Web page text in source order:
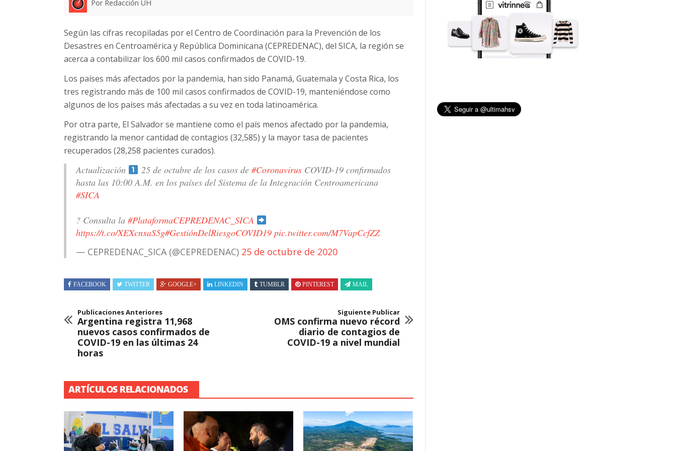
Por Redacción UH
Según las cifras recopiladas por el Centro de Coordinación para la Prevención de los
Desastres en Centroamérica y República Dominicana (CEPREDENAC), del SICA, la región se
acerca a contabilizar los 600 mil casos confirmados de COVID-19.
Los países más afectados por la pandemia, han sido Panamá, Guatemala y Costa Rica, los
tres registrando más de 100 mil casos confirmados de COVID-19, manteniéndose como
algunos de los países más afectadas a su vez en toda latinoamérica.
Por otra parte, El Salvador se mantiene como el país menos afectado por la pandemia,
registrando la menor cantidad de contagios (32,585) y la mayor tasa de pacientes
recuperados (28,258 pacientes curados).
Actualización 25 de octubre de los casos de #CoronavirusCOVID-19 confirmados
hasta las 10:00 A.M. en los países del Sistema de la Integración Centroamericana
#SICA
? Consulta la #PlataformaCEPREDENAC_SICA
https://t.co/XEXcnxaS5g#GestiónDelRiesgoCOVID19 pic.twitter.com/M7VapCcfZZ
— CEPREDENAC_SICA (@CEPREDENAC) 25 de octubre de 2020
FACEBOOK TWITTER GOOGLE+ LINKEDIN TUMBLR PINTEREST MAIL
Publicaciones Anteriores
Argentina registra 11,968
nuevos casos confirmados de
COVID-19 en las últimas 24
horas
Siguiente Publicar
OMS confirma nuevo récord
diario de contagios de
COVID-19 a nivel mundial
ARTÍCULOS RELACIONADOS